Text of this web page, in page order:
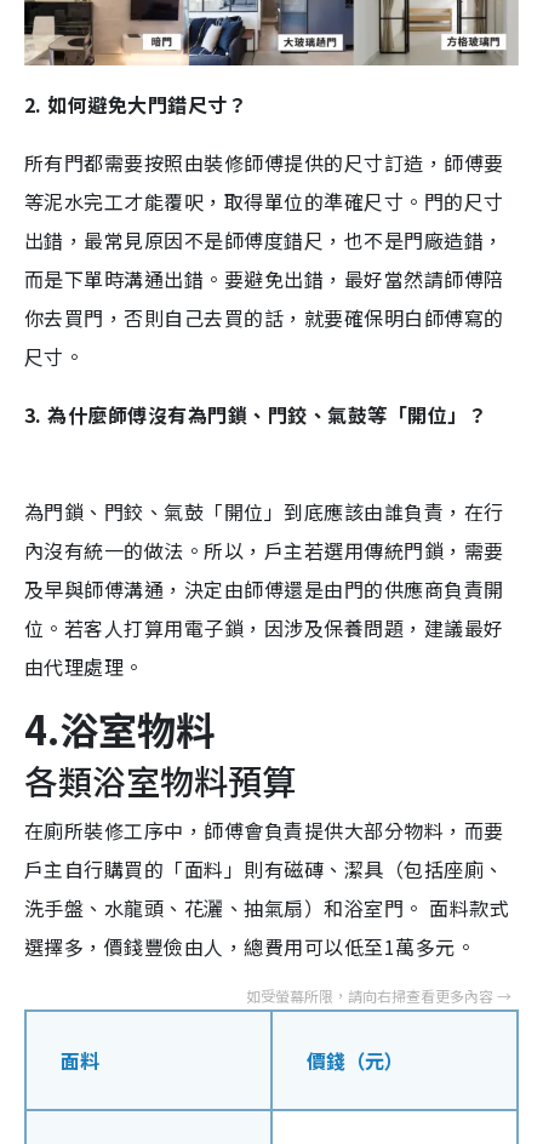
2. 如何避免大門錯尺寸？
所有門都需要按照由裝修師傅提供的尺寸訂造，師傅要
等泥水完工才能覆呎，取得單位的準確尺寸。門的尺寸
出錯，最常見原因不是師傅度錯尺，也不是門廠造錯，
而是下單時溝通出錯。要避免出錯，最好當然請師傅陪
你去買門，否則自己去買的話，就要確保明白師傅寫的
尺寸。
3. 為什麼師傅沒有為門鎖、門鉸、氣鼓等「開位」？
為門鎖、門鉸、氣鼓「開位」到底應該由誰負責，在行
內沒有統一的做法。所以，戶主若選用傳統門鎖，需要
及早與師傅溝通，決定由師傅還是由門的供應商負責開
位。若客人打算用電子鎖，因涉及保養問題，建議最好
由代理處理。
4.浴室物料
各類浴室物料預算
在廁所裝修工序中，師傅會負責提供大部分物料，而要
戶主自行購買的「面料」則有磁磚、潔具（包括座廁、
洗手盤、水龍頭、花灑、抽氣扇）和浴室門。 面料款式
選擇多，價錢豐儉由人，總費用可以低至1萬多元。
面料 價錢（元）